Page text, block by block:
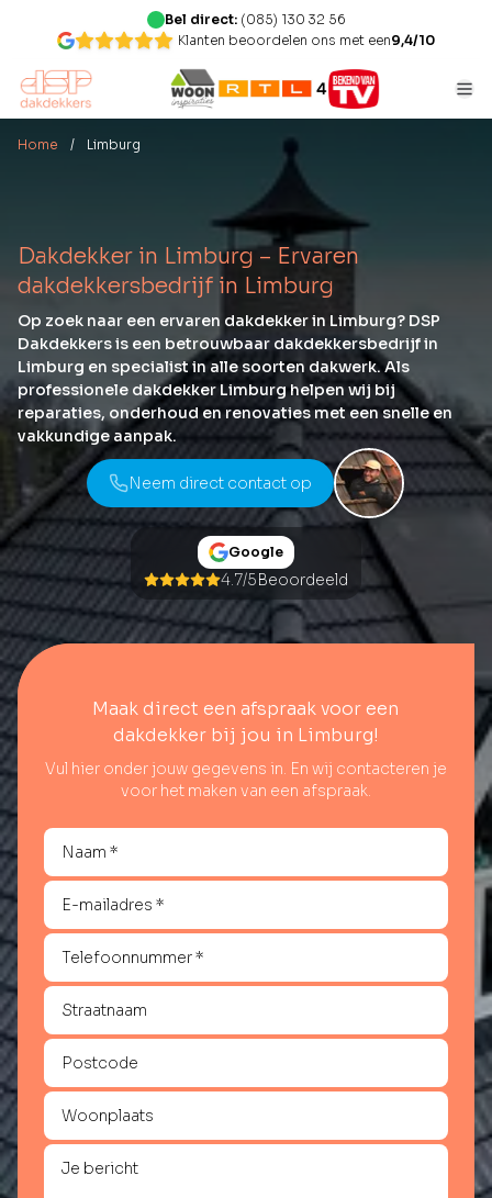
Bel direct: (085) 130 32 56
Klanten beoordelen ons met een9,4/10
Home / Limburg
Dakdekker in Limburg – Ervaren
dakdekkersbedrijf in Limburg
Op zoek naar een ervaren dakdekker in Limburg? DSP
Dakdekkers is een betrouwbaar dakdekkersbedrijf in
Limburg en specialist in alle soorten dakwerk. Als
professionele dakdekker Limburg helpen wij bij
reparaties, onderhoud en renovaties met een snelle en
vakkundige aanpak.
Neem direct contact op
Google
4.7/5Beoordeeld
Maak direct een afspraak voor een
dakdekker bij jou in Limburg!
Vul hier onder jouw gegevens in. En wij contacteren je
voor het maken van een afspraak.